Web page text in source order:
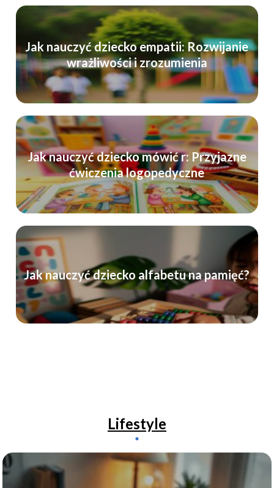
Jak nauczyć dziecko empatii: Rozwijanie
wrażliwości i zrozumienia
Jak nauczyć dziecko mówić r: Przyjazne
ćwiczenia logopedyczne
Jak nauczyć dziecko alfabetu na pamięć?
Lifestyle